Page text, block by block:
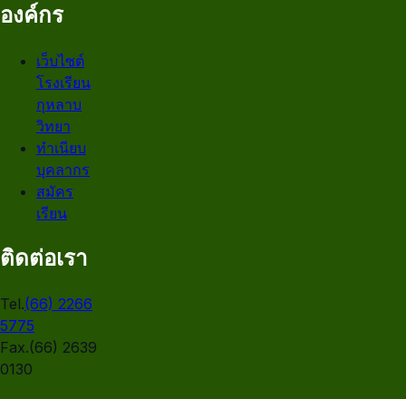
องค์กร
เว็บไซต์
โรงเรียน
กุหลาบ
วิทยา
ทำเนียบ
บุคลากร
สมัคร
เรียน
ติดต่อเรา
Tel.(66) 2266
5775
Fax.(66) 2639
0130